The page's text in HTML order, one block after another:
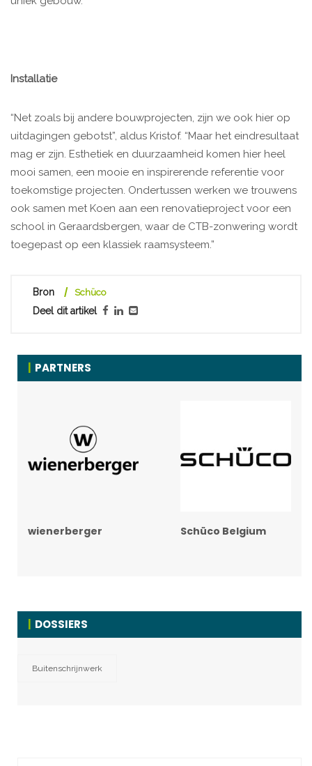
Installatie
“Net zoals bij andere bouwprojecten, zijn we ook hier op
uitdagingen gebotst”, aldus Kristof. “Maar het eindresultaat
mag er zijn. Esthetiek en duurzaamheid komen hier heel
mooi samen, een mooie en inspirerende referentie voor
toekomstige projecten. Ondertussen werken we trouwens
ook samen met Koen aan een renovatieproject voor een
school in Geraardsbergen, waar de CTB-zonwering wordt
toegepast op een klassiek raamsysteem.”
Bron Schüco
Deel dit artikel
PARTNERS
wienerberger Schüco Belgium
DOSSIERS
Buitenschrijnwerk